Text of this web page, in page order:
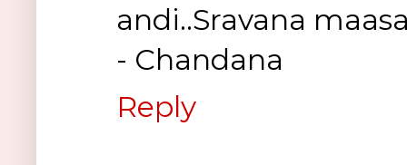
andi..Sravana
- Chandana
Reply